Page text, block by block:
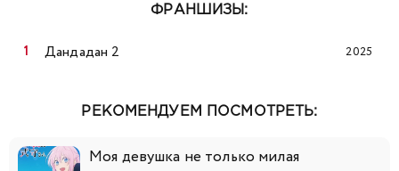
ФРАНШИЗЫ:
Дандадан 2 2025
РЕКОМЕНДУЕМ ПОСМОТРЕТЬ:
Моя девушка не только милая